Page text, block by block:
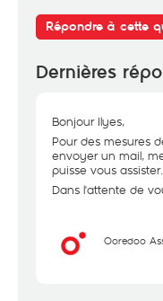
Répondre à cette
Dernières
Bonjour Ilyes,
Pour des mesures
envoyer un mail,
puisse vous assister.
Dans l'attente de
Ooredoo